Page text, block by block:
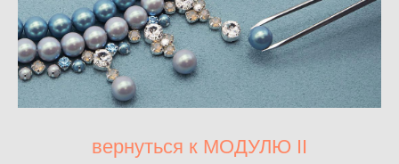
вернуться к МОДУЛЮ II